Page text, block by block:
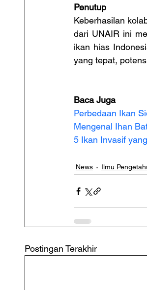
Penutup
Keberhasilan
dari UNAIR ini
ikan hias
yang tepat,
Baca Juga
Perbedaan Ikan
Mengenal Ihan
5 Ikan Invasif
News Ilmu
Postingan Terakhir